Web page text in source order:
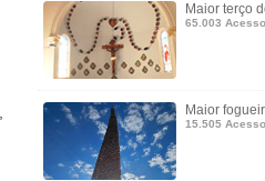
Maior terço
65.003
Maior
15.505